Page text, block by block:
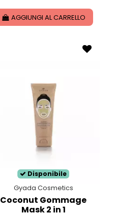
AGGIUNGI AL CARRELLO
Disponibile
Gyada Cosmetics
Coconut Gommage
Mask 2 in 1